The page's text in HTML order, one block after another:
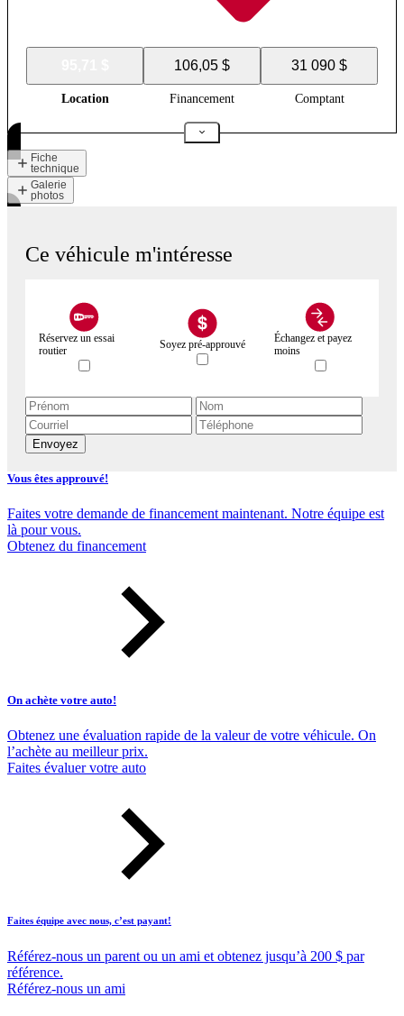
106,05 $ 31 090 $
Location Financement Comptant
Fiche
technique
Galerie
photos
Ce véhicule m'intéresse
Réservez un essai
routier
Soyez pré-approuvé
Échangez et payez
moins
Envoyez
Vous êtes approuvé!
Faites votre demande de financement maintenant. Notre équipe est
là pour vous.
Obtenez du financement
On achète votre auto!
Obtenez une évaluation rapide de la valeur de votre véhicule. On
l’achète au meilleur prix.
Faites évaluer votre auto
Faites équipe avec nous, c’est payant!
Référez-nous un parent ou un ami et obtenez jusqu’à 200 $ par
référence.
Référez-nous un ami